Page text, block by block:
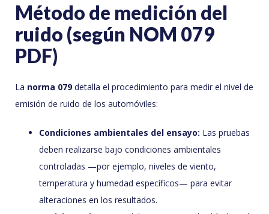
Método de medición del
ruido (según NOM 079
PDF)
La norma 079detalla el procedimiento para medir el nivel de
emisión de ruido de los automóviles:
Condiciones ambientales del ensayo: Las pruebas
deben realizarse bajo condiciones ambientales
controladas —por ejemplo, niveles de viento,
temperatura y humedad específicos— para evitar
alteraciones en los resultados.